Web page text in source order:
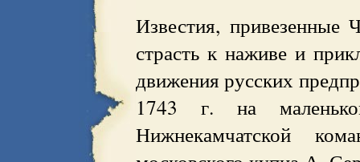
Известия, привезенные
страсть к наживе и
движения русских
1743 г. на
Нижнекамчатской